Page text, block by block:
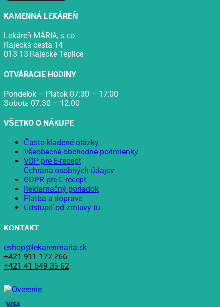
KAMENNÁ LEKÁREŇ
Lekáreň MÁRIA, s.r.o
Rajecká cesta 14
013 13 Rajecké Teplice
OTVÁRACIE HODINY
Pondelok – Piatok 07:30 – 17:00
Sobota 07:30 – 12:00
VŠETKO O NÁKUPE
Často kladené otázky
Všeobecné obchodné podmienky
VOP pre E-recept
Ochrana osobných údajov
GDPR pre E-recept
Reklamačný poriadok
Platba a doprava
Odstúpiť od zmluvy tu
KONTAKT
eshop@lekarenmaria.sk
+421 911 177 266
+421 41 549 36 62